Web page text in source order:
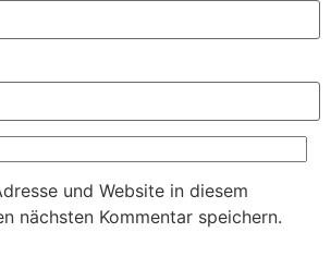
und Website in diesem
nächsten Kommentar speichern.